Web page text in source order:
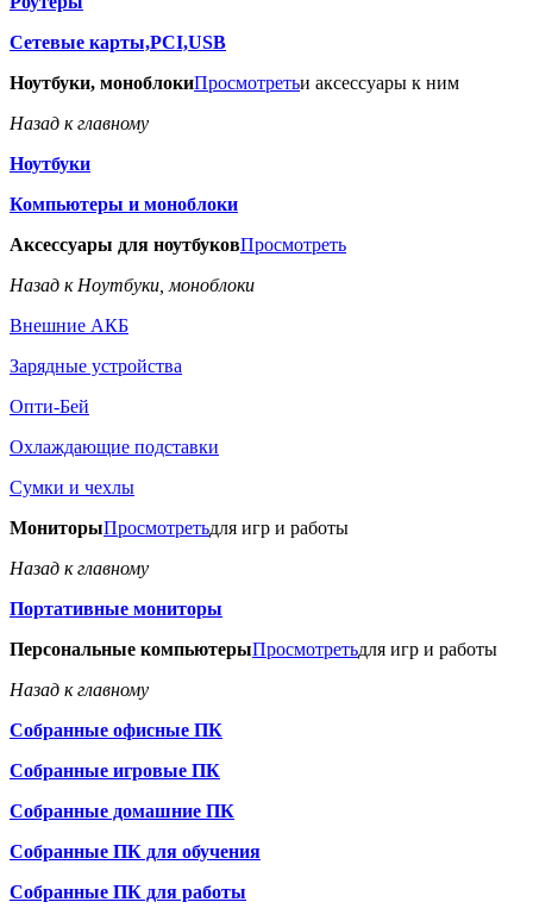
Сетевые карты,PCI,USB
Ноутбуки, моноблокиПросмотретьи аксессуары к ним
Назад к главному
Ноутбуки
Компьютеры и моноблоки
Аксессуары для ноутбуковПросмотреть
Назад к Ноутбуки, моноблоки
Внешние АКБ
Зарядные устройства
Опти-Бей
Охлаждающие подставки
Сумки и чехлы
МониторыПросмотретьдля игр и работы
Назад к главному
Портативные мониторы
Персональные компьютерыПросмотретьдля игр и работы
Назад к главному
Собранные офисные ПК
Собранные игровые ПК
Собранные домашние ПК
Собранные ПК для обучения
Собранные ПК для работы